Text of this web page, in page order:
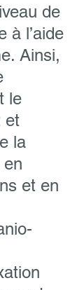
de
à l’aide
Ainsi,
le
et
la
en
et en